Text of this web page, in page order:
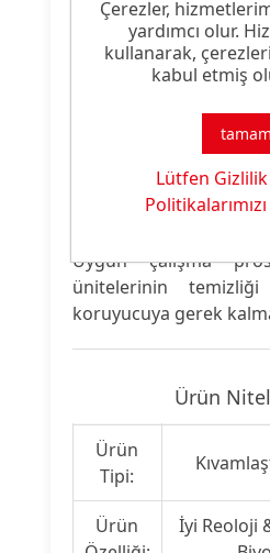
Biyolojik olarak
nedeniyle, TUBIVIS
süreli
tarafından saldırıya
yanısıra, sulu
mikroorganizmaların
diğer baskı patı
edebileceği iyi bir
Uygun çalışma
ünitelerinin
koruyucuya gerek
Ürün
Ürün
Tipi:
Ürün
İyi Reoloji
Çerezler,
yardımcı olur.
kullanarak,
kabul etmiş
tamam
Lütfen